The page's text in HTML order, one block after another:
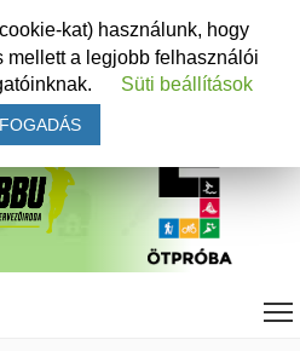
kat) használunk, hogy
mellett a legjobb felhasználói
Süti beállítások